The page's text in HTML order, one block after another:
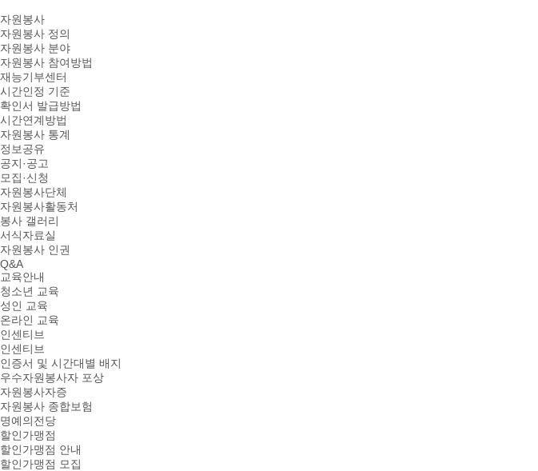
자원봉사
자원봉사 정의
자원봉사 분야
자원봉사 참여방법
재능기부센터
시간인정 기준
확인서 발급방법
시간연계방법
자원봉사 통계
정보공유
공지·공고
모집·신청
자원봉사단체
자원봉사활동처
봉사 갤러리
서식자료실
자원봉사 인권
Q&A
교육안내
청소년 교육
성인 교육
온라인 교육
인센티브
인센티브
인증서 및 시간대별 배지
우수자원봉사자 포상
자원봉사자증
자원봉사 종합보험
명예의전당
할인가맹점
할인가맹점 안내
할인가맹점 모집